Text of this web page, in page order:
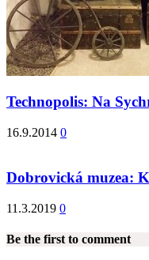
Technopolis: Na
16.9.2014 0
Dobrovická muzea:
11.3.2019 0
Be the first to comment